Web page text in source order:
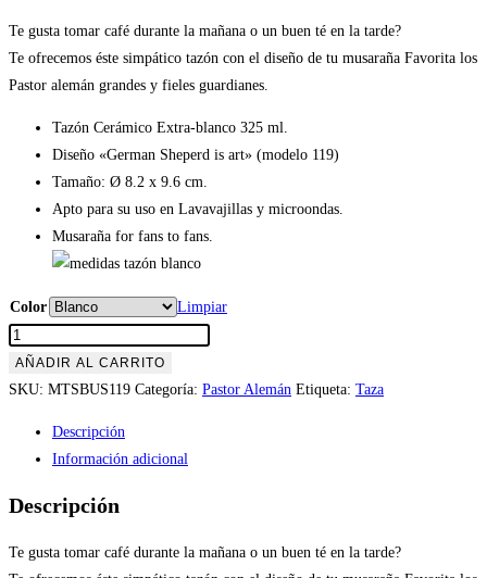
Te gusta tomar café durante la mañana o un buen té en la tarde?
Te ofrecemos éste simpático tazón con el diseño de tu musaraña Favorita los
Pastor alemán grandes y fieles guardianes.
Tazón Cerámico Extra-blanco 325 ml.
Diseño «German Sheperd is art» (modelo 119)
Tamaño: Ø 8.2 x 9.6 cm.
Apto para su uso en Lavavajillas y microondas.
Musaraña for fans to fans.
Color
Limpiar
Tazón
German
Sheperd
(modelo
119)
AÑADIR AL CARRITO
SKU: MTSBUS119 Categoría: Pastor Alemán Etiqueta: Taza
Descripción
Información adicional
Descripción
Te gusta tomar café durante la mañana o un buen té en la tarde?